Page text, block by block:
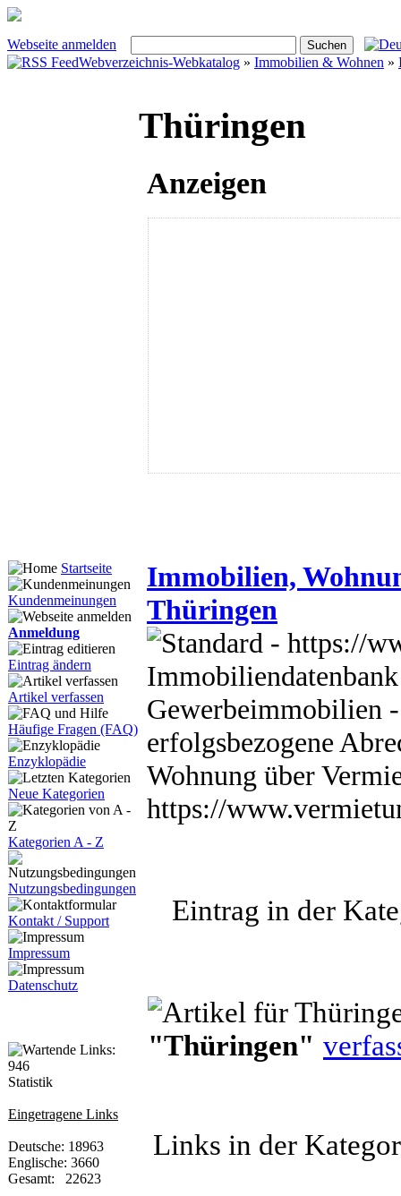
Webseite anmelden
Webverzeichnis-Webkatalog » Immobilien & Wohnen »
Startseite
Kundenmeinungen
Anmeldung
Eintrag ändern
Artikel verfassen
Häufige Fragen (FAQ)
Enzyklopädie
Neue Kategorien
Kategorien A - Z
Nutzungsbedingungen
Kontakt / Support
Impressum
Datenschutz
Statistik
Eingetragene Links
Deutsche: 18963
Englische: 3660
Gesamt: 22623
Thüringen
Anzeigen
Immobilien,
Thüringen
Gewerbeimmobilien
erfolgsbezogene
Wohnung über
https://
Eintrag in der
"Thüringen"
Links in der